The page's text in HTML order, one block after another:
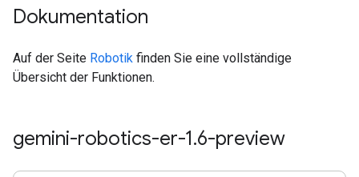
Dokumentation
Auf der Seite Robotik finden Sie eine vollständige
Übersicht der Funktionen.
gemini-robotics-er-1.6-preview